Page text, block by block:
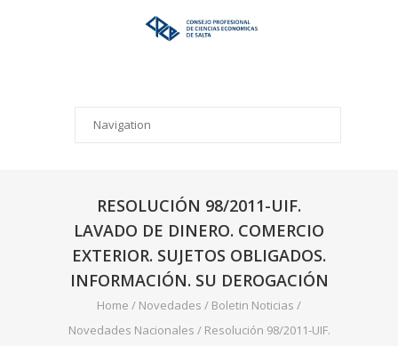
RESOLUCIÓN 98/2011-UIF.
LAVADO DE DINERO. COMERCIO
EXTERIOR. SUJETOS OBLIGADOS.
INFORMACIÓN. SU DEROGACIÓN
Home / Novedades / Boletin Noticias /
Novedades Nacionales / Resolución 98/2011-UIF.